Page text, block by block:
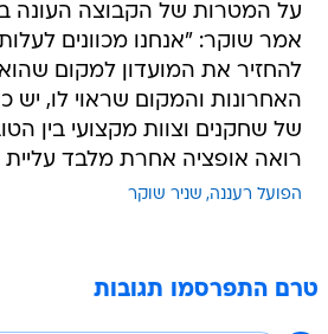
על המטרות של הקבוצה העונה
אמר שוקר: "אנחנו מכוונים
להחזיר את המועדון למקום
האחרונות והמקום שראוי לו, יש
של שחקנים וצוות מקצועי בין
רואה אופציה אחרת מלבד עליית
הפועל רעננה שניר שוקר
טרם התפרסמו תגובות